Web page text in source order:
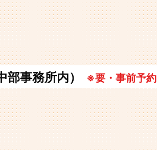
事務所内） ※要・事前予約